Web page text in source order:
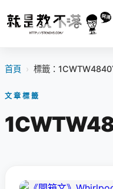
首頁 › 標籤：
文章標籤